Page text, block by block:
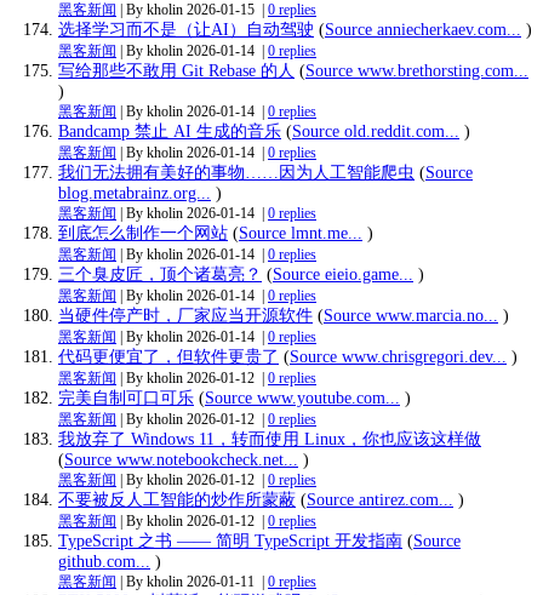
黑客新闻 | By kholin 2026-01-15 0 replies
选择学习而不是（让AI）自动驾驶 (Source anniecherkaev.com... )
黑客新闻 | By kholin 2026-01-14 0 replies
写给那些不敢用 Git Rebase 的人 (Source www.brethorsting.com...
)
黑客新闻 | By kholin 2026-01-14 0 replies
Bandcamp 禁止 AI 生成的音乐 (Source old.reddit.com... )
黑客新闻 | By kholin 2026-01-14 0 replies
我们无法拥有美好的事物……因为人工智能爬虫 (Source
blog.metabrainz.org...
)
黑客新闻 | By kholin 2026-01-14 0 replies
到底怎么制作一个网站 (Source lmnt.me... )
黑客新闻 | By kholin 2026-01-14 0 replies
三个臭皮匠，顶个诸葛亮？ (Source eieio.game... )
黑客新闻 | By kholin 2026-01-14 0 replies
当硬件停产时，厂家应当开源软件 (Source www.marcia.no... )
黑客新闻 | By kholin 2026-01-14 0 replies
代码更便宜了，但软件更贵了 (Source www.chrisgregori.dev... )
黑客新闻 | By kholin 2026-01-12 0 replies
完美自制可口可乐 (Source www.youtube.com... )
黑客新闻 | By kholin 2026-01-12 0 replies
我放弃了 Windows 11，转而使用 Linux，你也应该这样做
(Source www.notebookcheck.net... )
黑客新闻 | By kholin 2026-01-12 0 replies
不要被反人工智能的炒作所蒙蔽 (Source antirez.com... )
黑客新闻 | By kholin 2026-01-12 0 replies
TypeScript 之书 —— 简明 TypeScript 开发指南 (Source
github.com...
)
黑客新闻 | By kholin 2026-01-11 0 replies